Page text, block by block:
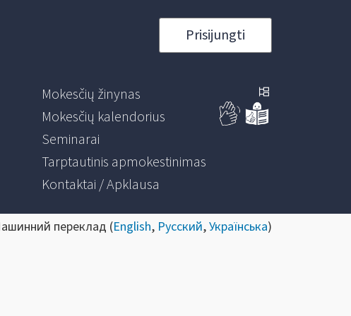
Prisijungti
Mokesčių žinynas
Mokesčių kalendorius
Seminarai
Tarptautinis apmokestinimas
Kontaktai / Apklausa
переклад (English, Русский,Українська)